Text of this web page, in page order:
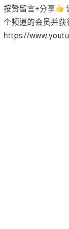
按赞留言+分享
个频道的会员并获
https://